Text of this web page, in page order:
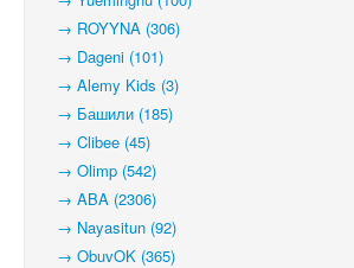
→ ROYYNA (306)
→ Dageni (101)
→ Alemy Kids (3)
→ Башили (185)
→ Clibee (45)
→ Olimp (542)
→ ABA (2306)
→ Nayasitun (92)
→ ObuvOK (365)